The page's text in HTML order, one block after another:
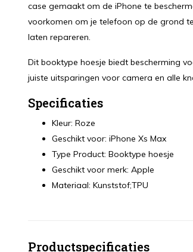
case gemaakt om de iPhone te
voorkomen om je telefoon op de grond
laten repareren.
Dit booktype hoesje biedt bescherming
juiste uitsparingen voor camera en alle
Specificaties
Kleur: Roze
Geschikt voor: iPhone Xs Max
Type Product: Booktype hoesje
Geschikt voor merk: Apple
Materiaal: Kunststof;TPU
Productspecificaties